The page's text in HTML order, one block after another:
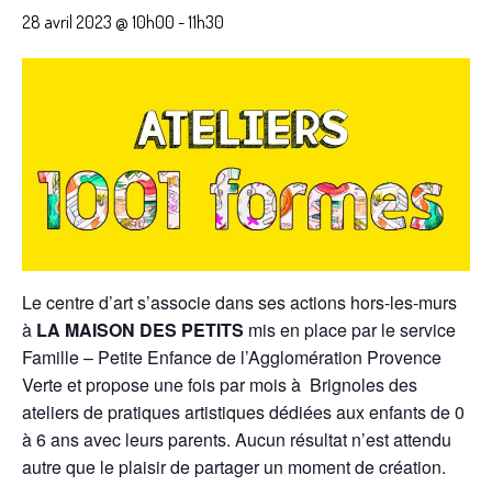
28 avril 2023 @ 10h00 -11h30
Le centre d’art s’associe dans ses actions hors-les-murs
à LA MAISON DES PETITS mis en place par le service
Famille – Petite Enfance de l’Agglomération Provence
Verte et propose une fois par mois à Brignoles des
ateliers de pratiques artistiques dédiées aux enfants de 0
à 6 ans avec leurs parents. Aucun résultat n’est attendu
autre que le plaisir de partager un moment de création.